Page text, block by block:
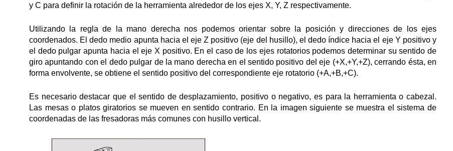
y C para definir la rotación de la herramienta alrededor de los ejes X, Y, Z respectivamente.
Utilizando la regla de la mano derecha nos podemos orientar sobre la posición y direcciones de los ejes
coordenados. El dedo medio apunta hacia el eje Z positivo (eje del husillo), el dedo índice hacia el eje Y positivo y
el dedo pulgar apunta hacia el eje X positivo. En el caso de los ejes rotatorios podemos determinar su sentido de
giro apuntando con el dedo pulgar de la mano derecha en el sentido positivo del eje (+X,+Y,+Z), cerrando ésta, en
forma envolvente, se obtiene el sentido positivo del correspondiente eje rotatorio (+A,+B,+C).
Es necesario destacar que el sentido de desplazamiento, positivo o negativo, es para la herramienta o cabezal.
Las mesas o platos giratorios se mueven en sentido contrario. En la imagen siguiente se muestra el sistema de
coordenadas de las fresadoras más comunes con husillo vertical.